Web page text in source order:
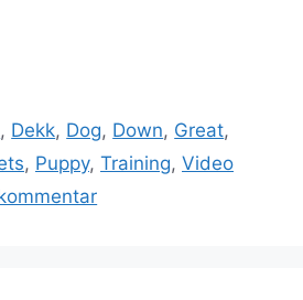
, Dekk, Dog, Down, Great,
, Puppy, Training, Video